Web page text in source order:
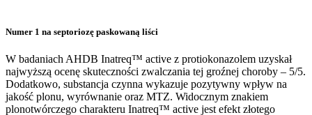
Numer 1 na septoriozę paskowaną liści
W badaniach AHDB Inatreq™ active z protiokonazolem uzyskał
najwyższą ocenę skuteczności zwalczania tej groźnej choroby – 5/5.
Dodatkowo, substancja czynna wykazuje pozytywny wpływ na
jakość plonu, wyrównanie oraz MTZ. Widocznym znakiem
plonotwórczego charakteru Inatreq™ active jest efekt złotego